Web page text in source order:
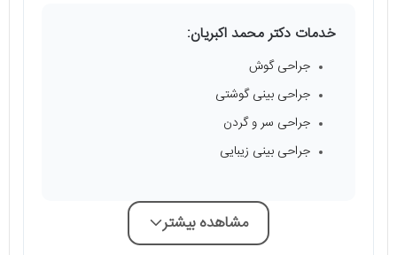
خدمات دکتر محمد اکبریان:
جراحی گوش
جراحی بینی گوشتی
جراحی سر و گردن
جراحی بینی زیبایی
مشاهده بیشتر